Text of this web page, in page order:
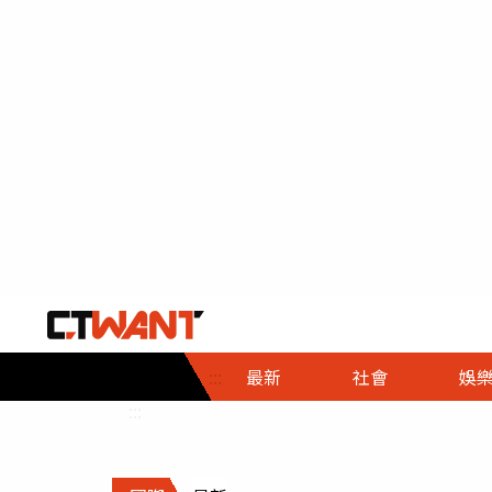
::: 最新 社會
社會首頁
時事
調查
娛樂
娛樂首頁
即時
財經首頁
熱線
政